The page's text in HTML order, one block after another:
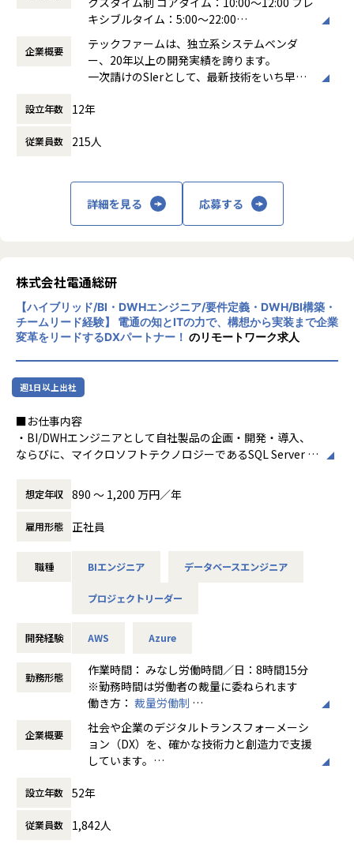
第一生命株式会社：健康第一（アプリ開発／アジャイル）
カシオ計算機株式会社：G-SHOCK Connected（腕時計G-SH
OCK連携アプリ）
エフコープ生活協同組合：コープのれいちゃん（冷蔵庫食材
大正製薬株式会社：RAIZIN（Webプロモーション、キャンペ
株式会社SBI証券：取引サイト（サイトリニューアル）
〜 90%以上の案件は顧客から 直接受託 ・ プライム開発〜
お客様と直接話をし、どうシステムを造るか、からプロジェ
クトに参画することができます。
も特徴です。（戦略的に期間限定で常駐の可能性もまれにあ
ります、ご応募頂く時点で分かっている場合は事前にお話し
致します）
Web、スマホアプリ、基幹システムなど、要件定義や機能・
非機能設計をお任せします。
調整面、技術面、得意な部分を活かした上流工程を進めてく
ださい。
へとアサインします。
■プロジェクトについて
戦略立案〜企画〜設計〜開発〜保守運用、ワンストップでソ
規模は1億円以上の大規模案件から、数百万〜数千万円規模
・役割
顧客折衝とメンバーマネジメント、開発業務
・チームメンバー（外注含む）進捗管理、課題管理、課題
・要件定義（ビジネス及び業務要件の把握と機能要件への
翻訳、要件の優先順位付けなど）の実施及び顧客折衝
・基本設計（DB設計、運用設計、移行設計、試験設計な
ど）の実施及びレビュー
・開発フェーズにおける進捗管理と品質管理・発生した問
題に対する対応と解決
対策、各種試験の準備と顧客との調整
揮、初期の運用とサポート問題対応
キシブルタイム：5:00～22:00
裁量労働制
時間外労働の有無： 有（月平均10時間）
休憩時間： 60分
企業概要
テックファームは、独立系システムベンダ
ー、20年以上の開発実績を誇ります。
一次請けのSIerとして、最新技術をいち早く
界で、お客さまが抱えている課題解決や効率
設立年数 12年
従業員数 215人
詳細を見る 応募する
株式会社電通総研
【ハイブリッド/BI・DWHエンジニア/要件定義・DWH/BI構築・
チームリード経験】 電通の知とITの力で、構想から実装まで企業
変革をリードするDXパートナー！ のリモートワーク求人
週1日以上出社
■お仕事内容
・BI/DWHエンジニアとして自社製品の企画・開発・導入、
ならびに、マイクロソフトテクノロジーであるSQL Server B
Power BIを用いたエンドユーザー向けのアドオン機能開発
を行って頂きます。
・Azure/AWSといったパブリッククラウド基盤へのシステム
構築、Snowflake、MS FabricなどのクラウドDWH基盤の構
Tableau、QlikView、Dr.SUMなどのといった他社BIツール
・製品開発においては新技術・新サービスも積極的に取り入
ただきます。
いただきます。
・チームリーダー以上のポジションを担当していただき、将
来的にデータ活用ソリューション関連ビジネスをリードする
人材を期待します。
■このポジションで目指せるキャリア
<当ポジションの魅力>
・SAP ERPをターゲットにしたソリューションを提供してお
り、プライムベンダーとして業界業種問わず国内有数の大企
業が多く利用するSAPユーザー企業のDX推進部門・情報シス
想定年収 890 〜 1,200 万円／年
雇用形態 正社員
職種 BIエンジニア データベースエンジニア
プロジェクトリーダー
開発経験 AWS Azure
勤務形態
作業時間： みなし労働時間／日：8時間15分
※勤務時間は労働者の裁量に委ねられます
働き方： 裁量労働制
時間外労働の有無： 有（月平均10時間～30
時間）
休憩時間： 60分
企業概要
社会や企業のデジタルトランスフォーメーシ
ョン（DX）を、確かな技術力と創造力で支援
しています。
関や製造業のトップクラスの企業と直接取引
ョンを提供しています。
設立年数 52年
従業員数 1,842人